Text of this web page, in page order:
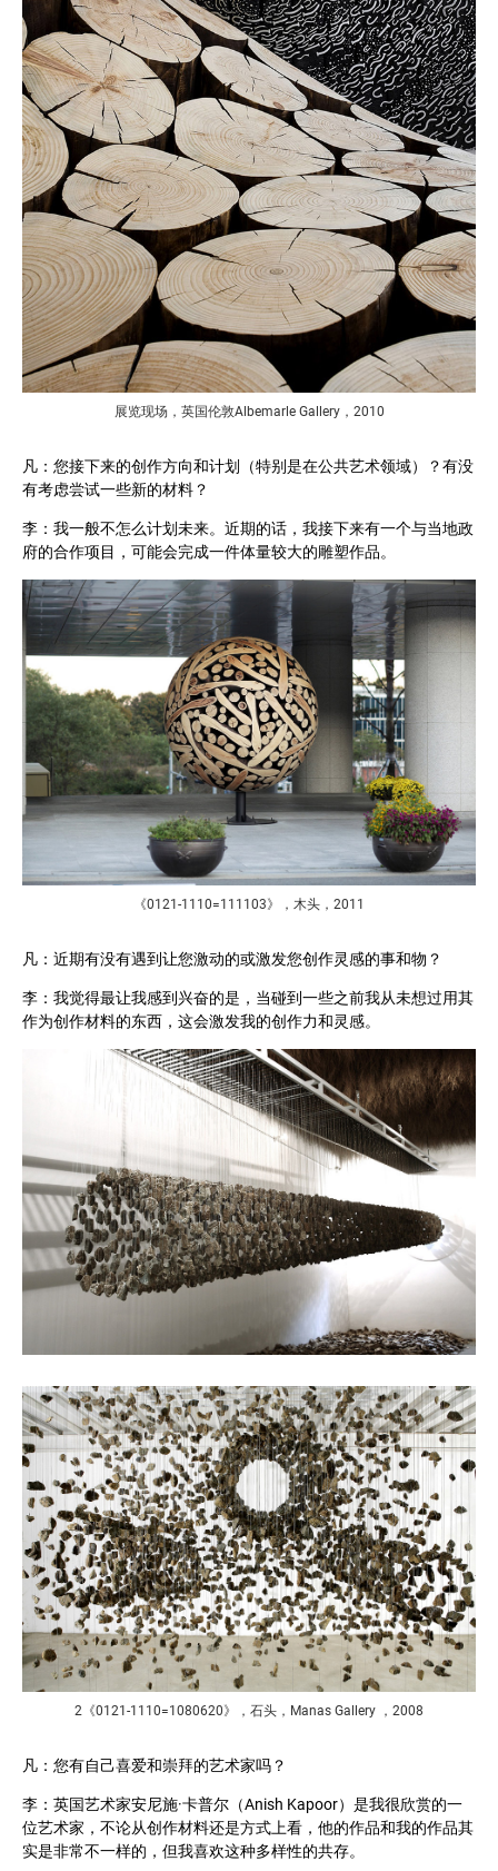
展览现场，英国伦敦Albemarle Gallery，2010
凡：您接下来的创作方向和计划（特别是在公共艺术领域）？有没
有考虑尝试一些新的材料？
李：我一般不怎么计划未来。近期的话，我接下来有一个与当地政
府的合作项目，可能会完成一件体量较大的雕塑作品。
《0121-1110=111103》，木头，2011
凡：近期有没有遇到让您激动的或激发您创作灵感的事和物？
李：我觉得最让我感到兴奋的是，当碰到一些之前我从未想过用其
作为创作材料的东西，这会激发我的创作力和灵感。
2《0121-1110=1080620》，石头，Manas Gallery ，2008
凡：您有自己喜爱和崇拜的艺术家吗？
李：英国艺术家安尼施·卡普尔（Anish Kapoor）是我很欣赏的一
位艺术家，不论从创作材料还是方式上看，他的作品和我的作品其
实是非常不一样的，但我喜欢这种多样性的共存。